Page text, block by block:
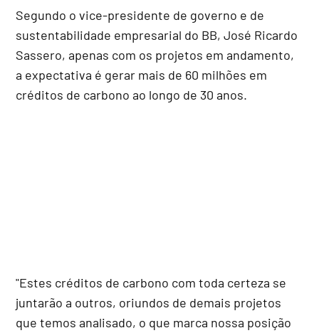
Segundo o vice-presidente de governo e de
sustentabilidade empresarial do BB, José Ricardo
Sassero, apenas com os projetos em andamento,
a expectativa é gerar mais de 60 milhões em
créditos de carbono ao longo de 30 anos.
"Estes créditos de carbono com toda certeza se
juntarão a outros, oriundos de demais projetos
que temos analisado, o que marca nossa posição